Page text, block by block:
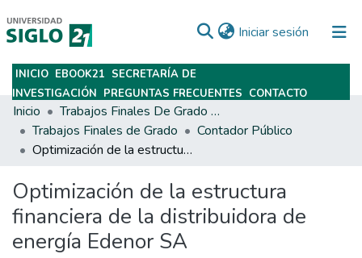
Iniciar sesión (current)
Subir
INICIO EBOOK21 SECRETARÍA DE
INVESTIGACIÓN PREGUNTAS FRECUENTES CONTACTO
Inicio
Trabajos Finales De Grado Y Posgrado
Trabajos Finales de Grado
Contador Público
Optimización de la estructura financiera de la distribuidora de energía Edenor SA
Optimización de la estructura
financiera de la distribuidora de
energía Edenor SA